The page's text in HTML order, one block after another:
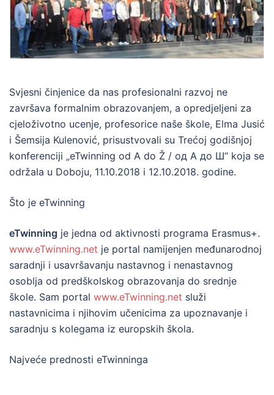
Svjesni činjenice da nas profesionalni razvoj ne
završava formalnim obrazovanjem, a opredjeljeni za
cjeloživotno ucenje, profesorice naše škole, Elma Jusić
i Šemsija Kulenović, prisustvovali su Trećoj godišnjoj
konferenciji „eTwinning od A do Ž / од A до Ш“ koja se
održala u Doboju, 11.10.2018 i 12.10.2018. godine.
Što je eTwinning
eTwinning je jedna od aktivnosti programa Erasmus+.
www.eTwinning.net je portal namijenjen međunarodnoj
saradnji i usavršavanju nastavnog i nenastavnog
osoblja od predškolskog obrazovanja do srednje
škole. Sam portal www.eTwinning.net služi
nastavnicima i njihovim učenicima za upoznavanje i
saradnju s kolegama iz europskih škola.
Najveće prednosti eTwinninga